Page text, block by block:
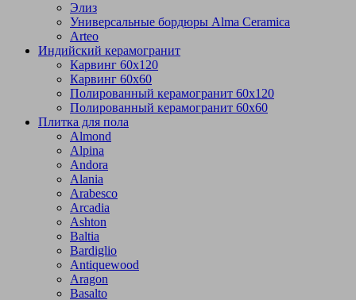
Элиз
Универсальные бордюры Alma Ceramica
Arteo
Индийский керамогранит
Карвинг 60х120
Карвинг 60х60
Полированный керамогранит 60х120
Полированный керамогранит 60х60
Плитка для пола
Almond
Alpina
Andora
Alania
Arabesco
Arcadia
Ashton
Baltia
Bardiglio
Antiquewood
Aragon
Basalto